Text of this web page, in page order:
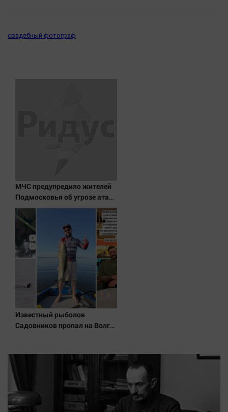
свадебный фотограф
МЧС предупредило жителей
Подмосковья об угрозе атаки
дронов
Известный рыболов
Садовников пропал на Волге